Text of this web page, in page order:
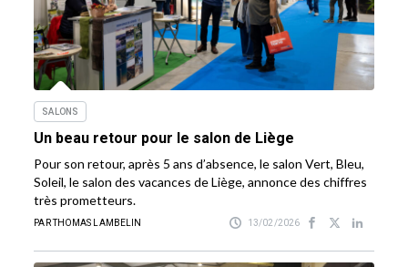
SALONS
Un beau retour pour le salon de Liège
Pour son retour, après 5 ans d’absence, le salon Vert, Bleu,
Soleil, le salon des vacances de Liège, annonce des chiffres
très prometteurs.
PAR THOMAS LAMBELIN 13/02/2026